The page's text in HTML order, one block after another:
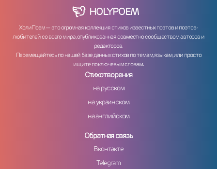
HOLYPOEM
ХолиПоем — это огромная коллекция стихов известных поэтов и поэтов-
любителей со всего мира, опубликованная совместно сообществом авторов и
редакторов.
Перемещайтесь по нашей базе данных стихов по темам, языкам, или просто
ищите по ключевым словам.
Стихотворения
на русском
на украинском
на английском
Обратная связь
Вконтакте
Telegram